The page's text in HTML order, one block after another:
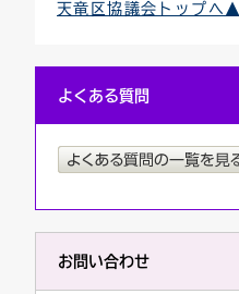
天竜区協議会トップへ▲
よくある質問
お問い合わせ